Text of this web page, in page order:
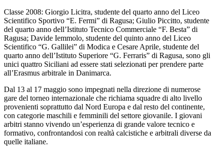
Classe 2008: Giorgio Licitra, studente del quarto anno del Liceo
Scientifico Sportivo “E. Fermi” di Ragusa; Giulio Piccitto, studente
del quarto anno dell’Istituto Tecnico Commerciale “F. Besta” di
Ragusa; Davide Iemmolo, studente del quinto anno del Liceo
Scientifico “G. Gallilei” di Modica e Cesare Aprile, studente del
quarto anno dell’Istituto Superiore “G. Ferraris” di Ragusa, sono gli
unici quattro Siciliani ad essere stati selezionati per prendere parte
all’Erasmus arbitrale in Danimarca.
Dal 13 al 17 maggio sono impegnati nella direzione di numerose
gare del torneo internazionale che richiama squadre di alto livello
provenienti soprattutto dal Nord Europa e dal resto del continente,
con categorie maschili e femminili del settore giovanile. I giovani
arbitri stanno vivendo un’esperienza di grande valore tecnico e
formativo, confrontandosi con realtà calcistiche e arbitrali diverse da
quelle italiane.